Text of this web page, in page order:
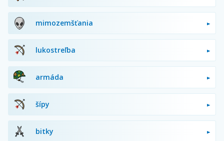
mimozemšťania
lukostreľba
armáda
šípy
bitky